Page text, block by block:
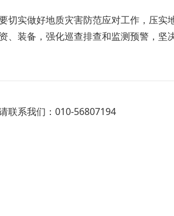
切实做好地质灾害防范应对工作，压
、装备，强化巡查排查和监测预警，坚
联系我们：010-56807194